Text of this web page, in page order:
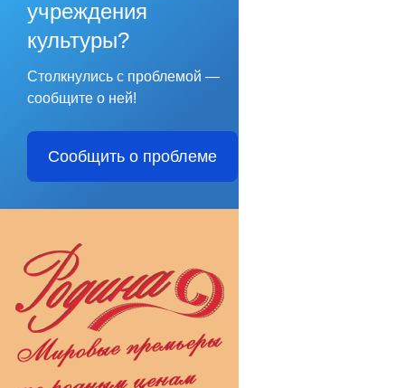
учреждения
культуры?
Столкнулись с проблемой —
сообщите о ней!
Сообщить о проблеме